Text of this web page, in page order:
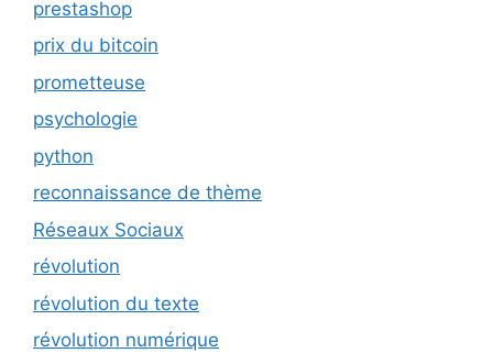
prestashop
prix du bitcoin
prometteuse
psychologie
python
reconnaissance de thème
Réseaux Sociaux
révolution
révolution du texte
révolution numérique